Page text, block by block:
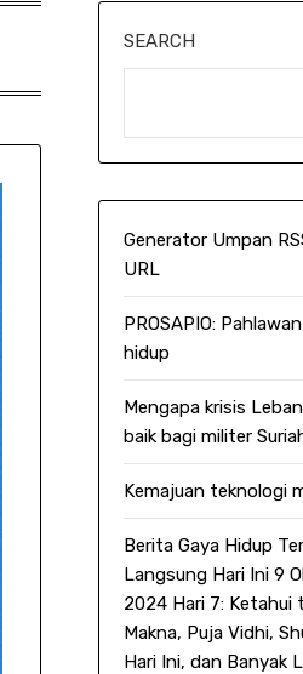
SEARCH
Generator Umpan
URL
PROSAPIO:
hidup
Mengapa krisis
baik bagi militer
Kemajuan teknologi
Berita Gaya Hidup
Langsung Hari Ini 9
2024 Hari 7: Ketahui
Makna, Puja Vidhi,
Hari Ini, dan Banyak